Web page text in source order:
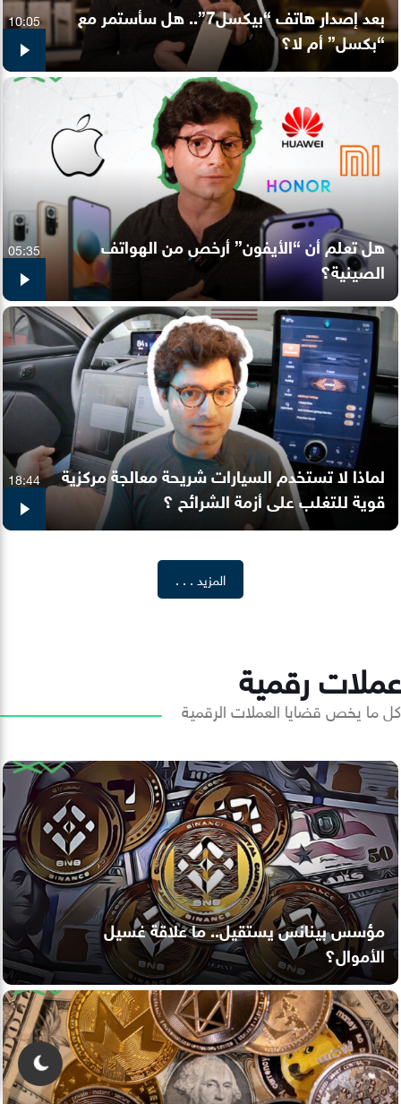
بعد إصدار هاتف “بيكسل7”.. هل سأستمر مع
“بكسل” أم لا؟
10:05
هل تعلم أن “الأيفون” أرخص من الهواتف
الصينية؟
05:35
لماذا لا تستخدم السيارات شريحة معالجة مركزية
قوية للتغلب على أزمة الشرائح ؟
18:44
المزيد . . .
عملات رقمية
كل ما يخص قضايا العملات الرقمية
مؤسس بينانس يستقيل.. ما علاقة غسيل
الأموال؟